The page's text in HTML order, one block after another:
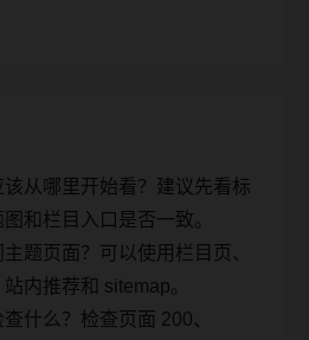
从哪里开始看？建议先看标
和栏目入口是否一致。
题页面？可以使用栏目页、
内推荐和 sitemap。
什么？检查页面 200、